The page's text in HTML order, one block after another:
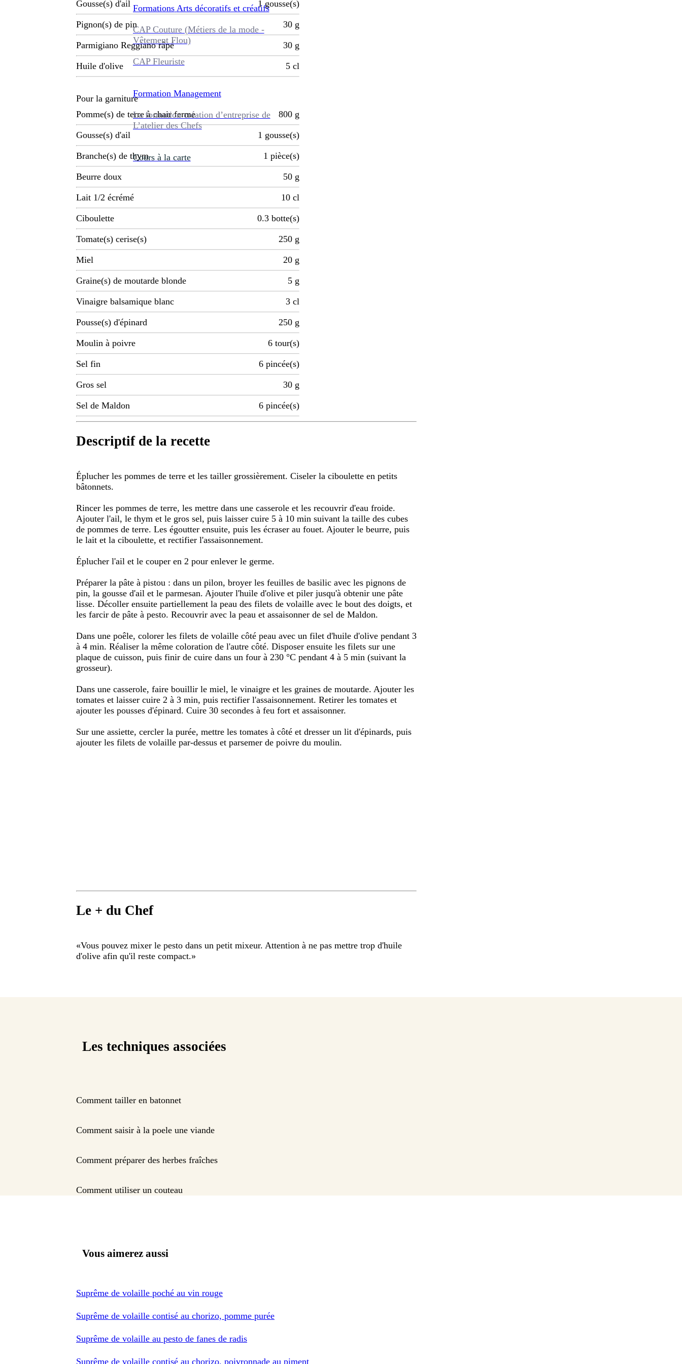
Formations Arts décoratifs et créatifs
CAP Couture (Métiers de la mode -
Vêtement Flou)
CAP Fleuriste
Formation Management
La formation création d’entreprise de
L’atelier des Chefs
Cours à la carte
Gousse(s) d'ail 1 gousse(s)
Pignon(s) de pin 30 g
Parmigiano Reggiano râpé 30 g
Huile d'olive 5 cl
Pour la garniture
Pomme(s) de terre à chair ferme
800 g
Gousse(s) d'ail 1 gousse(s)
Branche(s) de thym 1 pièce(s)
Beurre doux 50 g
Lait 1/2 écrémé 10 cl
Ciboulette 0.3 botte(s)
Tomate(s) cerise(s) 250 g
Miel 20 g
Graine(s) de moutarde blonde 5 g
Vinaigre balsamique blanc 3 cl
Pousse(s) d'épinard 250 g
Moulin à poivre 6 tour(s)
Sel fin 6 pincée(s)
Gros sel 30 g
Sel de Maldon 6 pincée(s)
Descriptif de la recette
Éplucher les pommes de terre et les tailler grossièrement. Ciseler la ciboulette en petits
bâtonnets.
Rincer les pommes de terre, les mettre dans une casserole et les recouvrir d'eau froide.
Ajouter l'ail, le thym et le gros sel, puis laisser cuire 5 à 10 min suivant la taille des cubes
de pommes de terre. Les égoutter ensuite, puis les écraser au fouet. Ajouter le beurre, puis
le lait et la ciboulette, et rectifier l'assaisonnement.
Éplucher l'ail et le couper en 2 pour enlever le germe.
Préparer la pâte à pistou : dans un pilon, broyer les feuilles de basilic avec les pignons de
pin, la gousse d'ail et le parmesan. Ajouter l'huile d'olive et piler jusqu'à obtenir une pâte
lisse. Décoller ensuite partiellement la peau des filets de volaille avec le bout des doigts, et
les farcir de pâte à pesto. Recouvrir avec la peau et assaisonner de sel de Maldon.
Dans une poêle, colorer les filets de volaille côté peau avec un filet d'huile d'olive pendant 3
à 4 min. Réaliser la même coloration de l'autre côté. Disposer ensuite les filets sur une
plaque de cuisson, puis finir de cuire dans un four à 230 °C pendant 4 à 5 min (suivant la
grosseur).
Dans une casserole, faire bouillir le miel, le vinaigre et les graines de moutarde. Ajouter les
tomates et laisser cuire 2 à 3 min, puis rectifier l'assaisonnement. Retirer les tomates et
ajouter les pousses d'épinard. Cuire 30 secondes à feu fort et assaisonner.
Sur une assiette, cercler la purée, mettre les tomates à côté et dresser un lit d'épinards, puis
ajouter les filets de volaille par-dessus et parsemer de poivre du moulin.
Le + du Chef
«Vous pouvez mixer le pesto dans un petit mixeur. Attention à ne pas mettre trop d'huile
d'olive afin qu'il reste compact.»
Les techniques associées
Comment tailler en batonnet
Comment saisir à la poele une viande
Comment préparer des herbes fraîches
Comment utiliser un couteau
Vous aimerez aussi
Suprême de volaille poché au vin rouge
Suprême de volaille contisé au chorizo, pomme purée
Suprême de volaille au pesto de fanes de radis
Suprême de volaille contisé au chorizo, poivronnade au piment